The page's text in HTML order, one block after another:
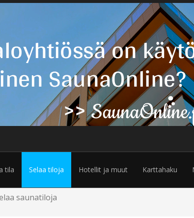
tila Selaa tiloja Hotellit ja muut Karttahaku
saunatiloja